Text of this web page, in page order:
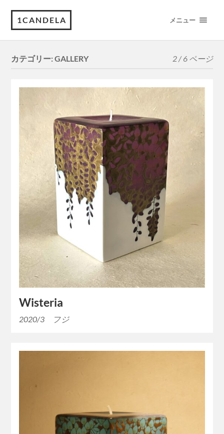
1CANDELA メニュー
カテゴリー:GALLERY 2 / 6 ページ
Wisteria
2020/3 フジ